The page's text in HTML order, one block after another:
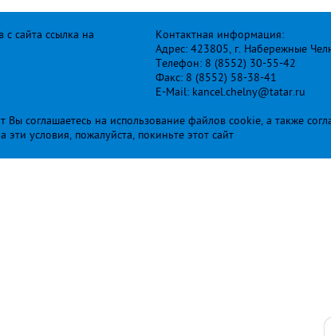
сайта ссылка на
Контактная информация:
Адрес: 423805, г. Набережные
Телефон: 8 (8552) 30-55-42
Факс: 8 (8552) 58-38-41
E-Mail: kancel.chelny@tatar.ru
Вы соглашаетесь на использование файлов cookie, а также
эти условия, пожалуйста, покиньте этот сайт